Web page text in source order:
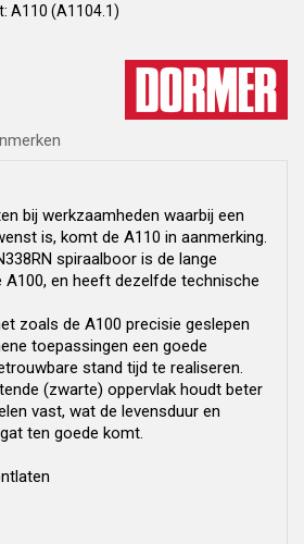
A110 (A1104.1)
bij werkzaamheden waarbij een
is, komt de A110 in aanmerking.
spiraalboor is de lange
A100, en heeft dezelfde technische
zoals de A100 precisie geslepen
toepassingen een goede
stand tijd te realiseren.
(zwarte) oppervlak houdt beter
vast, wat de levensduur en
ten goede komt.